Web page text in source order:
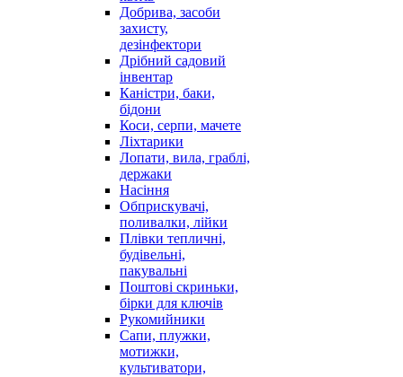
Добрива, засоби
захисту,
дезінфектори
Дрібний садовий
інвентар
Каністри, баки,
бідони
Коси, серпи, мачете
Ліхтарики
Лопати, вила, граблі,
держаки
Насіння
Обприскувачі,
поливалки, лійки
Плівки тепличні,
будівельні,
пакувальні
Поштові скриньки,
бірки для ключів
Рукомийники
Сапи, плужки,
мотижки,
культиватори,